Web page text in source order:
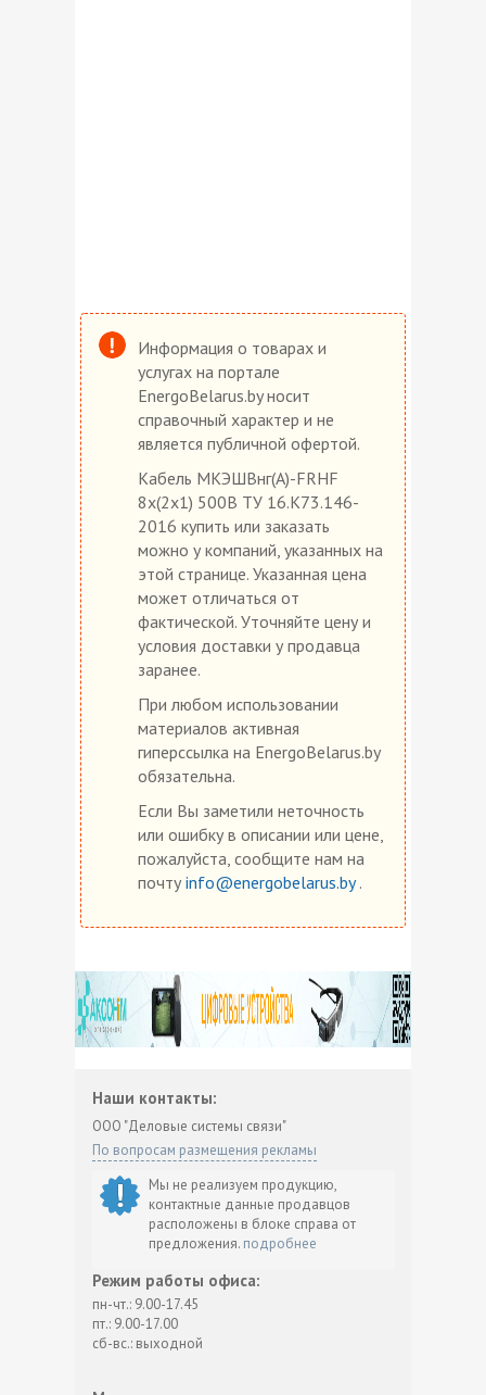
Информация о товарах и
услугах на портале
EnergoBelarus.by носит
справочный характер и не
является публичной офертой.
Кабель МКЭШВнг(А)-FRHF
8х(2х1) 500В ТУ 16.К73.146-
2016 купить или заказать
можно у компаний, указанных на
этой странице. Указанная цена
может отличаться от
фактической. Уточняйте цену и
условия доставки у продавца
заранее.
При любом использовании
материалов активная
гиперссылка на EnergoBelarus.by
обязательна.
Если Вы заметили неточность
или ошибку в описании или цене,
пожалуйста, сообщите нам на
почту info@energobelarus.by.
Наши контакты:
ООО "Деловые системы связи"
По вопросам размещения рекламы
Мы не реализуем продукцию,
контактные данные продавцов
расположены в блоке справа от
предложения. подробнее
Режим работы офиса:
пн-чт.: 9.00-17.45
пт.: 9.00-17.00
сб-вс.: выходной